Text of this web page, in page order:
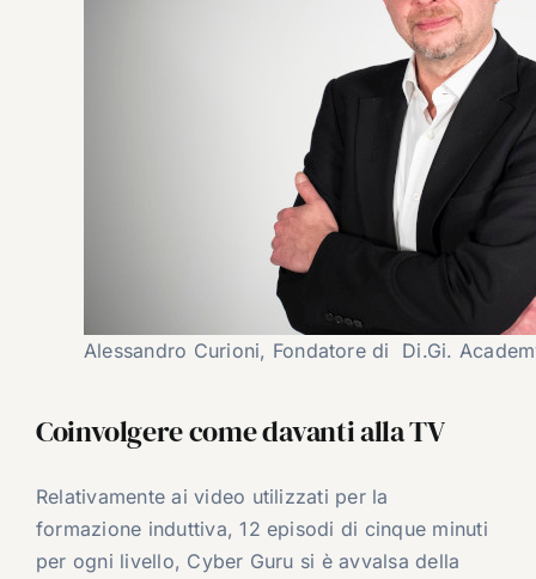
Alessandro Curioni, Fondatore di Di.Gi.
Coinvolgere come davanti alla TV
Relativamente ai video utilizzati per la
formazione induttiva, 12 episodi di cinque minuti
per ogni livello, Cyber Guru si è avvalsa della